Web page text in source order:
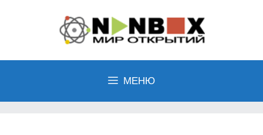
содержимому
МЕНЮ